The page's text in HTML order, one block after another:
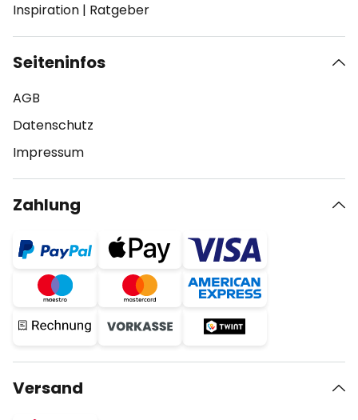
Inspiration | Ratgeber
Seiteninfos
AGB
Datenschutz
Impressum
Zahlung
Versand